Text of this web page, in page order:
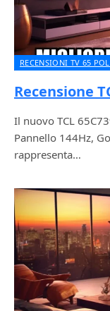
RECENSIONI TV 65
Recensione
Il nuovo TCL
Pannello 144Hz,
rappresenta…